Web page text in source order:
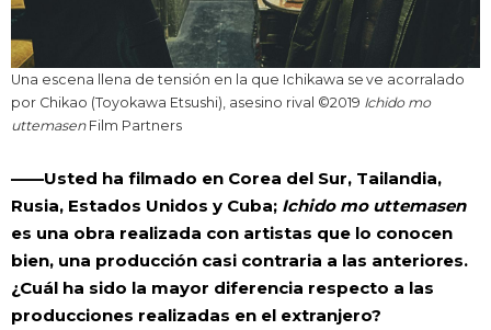
Una escena llena de tensión en la que Ichikawa se ve acorralado
por Chikao (Toyokawa Etsushi), asesino rival ©2019 Ichido mo
uttemasen Film Partners
——Usted ha filmado en Corea del Sur, Tailandia,
Rusia, Estados Unidos y Cuba; Ichido mo uttemasen
es una obra realizada con artistas que lo conocen
bien, una producción casi contraria a las anteriores.
¿Cuál ha sido la mayor diferencia respecto a las
producciones realizadas en el extranjero?